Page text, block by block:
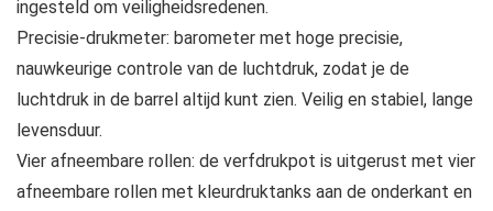
ingesteld om veiligheidsredenen.
Precisie-drukmeter: barometer met hoge precisie,
nauwkeurige controle van de luchtdruk, zodat je de
luchtdruk in de barrel altijd kunt zien. Veilig en stabiel, lange
levensduur.
Vier afneembare rollen: de verfdrukpot is uitgerust met vier
afneembare rollen met kleurdruktanks aan de onderkant en